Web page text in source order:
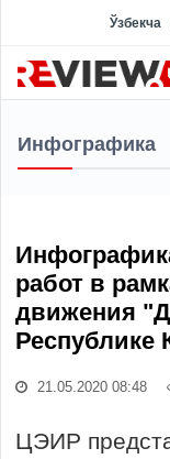
Ўзбекча
Инфографика
работ в
движения
Республике
21.05.2020 08:48
ЦЭИР